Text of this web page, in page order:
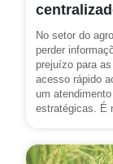
No setor do
perder
prejuízo para
acesso rápido
um
estratégicas. É